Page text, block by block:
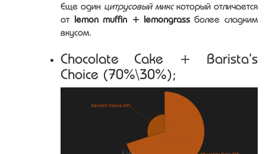
Еще один цитрусовый микскоторый отличается
от lemon muffin + lemongrassболее сладким
вкусом.
Chocolate Cake + Barista’s
Choice (70%\30%);